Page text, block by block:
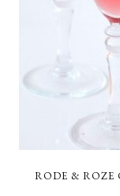
RODE & ROZE